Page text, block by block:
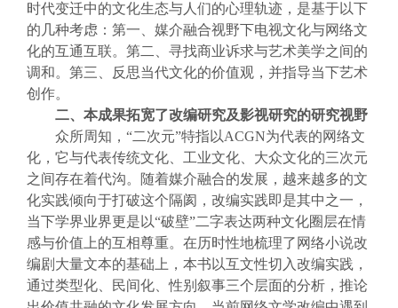
时代变迁中的文化生态与人们的心理轨迹，是基于以下
的几种考虑：第一、媒介融合视野下电视文化与网络文
化的互通互联。第二、寻找商业诉求与艺术美学之间的
调和。第三、反思当代文化的价值观，并指导当下艺术
创作。
二、本成果拓宽了改编研究及影视研究的研究视野
众所周知，“二次元”特指以ACGN为代表的网络文
化，它与代表传统文化、工业文化、大众文化的三次元
之间存在着代沟。随着媒介融合的发展，越来越多的文
化实践倾向于打破这个隔阂，改编实践即是其中之一，
当下学界业界更是以“破壁”二字表达两种文化圈层在情
感与价值上的互相尊重。在历时性地梳理了网络小说改
编剧大量文本的基础上，本书以互文性切入改编实践，
通过类型化、民间化、性别叙事三个层面的分析，推论